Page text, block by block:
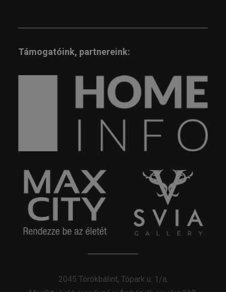
Támogatóink, partnereink:
2045 Törökbálint, Tópark u. 1/a.